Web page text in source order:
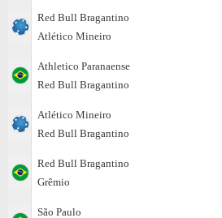
Red Bull Bragantino
Atlético Mineiro
Athletico Paranaense
Red Bull Bragantino
Atlético Mineiro
Red Bull Bragantino
Red Bull Bragantino
Grêmio
São Paulo